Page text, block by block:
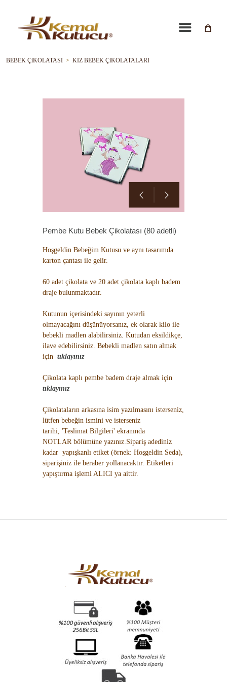
BEBEK ÇiKOLATASI > KIZ BEBEK ÇiKOLATALARI
Pembe Kutu Bebek Çikolatası (80 adetli)
Hoşgeldin Bebeğim Kutusu ve aynı tasarımda
karton çantası ile gelir.
60 adet çikolata ve 20 adet çikolata kaplı badem
draje bulunmaktadır.
Kutunun içerisindeki sayının yeterli
olmayacağını düşünüyorsanız, ek olarak kilo ile
bebekli madlen alabilirsiniz. Kutudan eksildikçe,
ilave edebilirsiniz. Bebekli madlen satın almak
için tıklayınız
Çikolata kaplı pembe badem draje almak için
tıklayınız
Çikolataların arkasına isim yazılmasını isterseniz,
lütfen bebeğin ismini ve isterseniz
tarihi, 'Teslimat Bilgileri' ekranında
NOTLAR bölümüne yazınız.Sipariş adediniz
kadar yapışkanlı etiket (örnek: Hoşgeldin Seda),
siparişiniz ile beraber yollanacaktır. Etiketleri
yapıştırma işlemi ALICI ya aittir.